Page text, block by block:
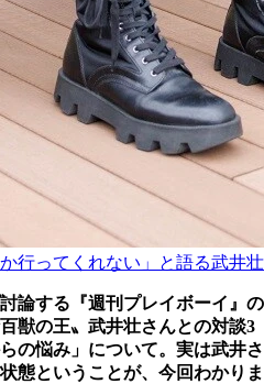
行ってくれない」と語る武井壮
論する『週刊プレイボーイ』の
百獣の王〟武井壮さんとの対談3
の悩み」について。実は武井さ
態ということが、今回わかりま